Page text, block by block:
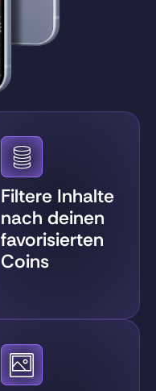
Filtere Inhalte
nach deinen
favorisierten
Coins